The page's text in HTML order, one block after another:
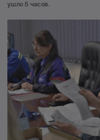
ушло 5 часов.